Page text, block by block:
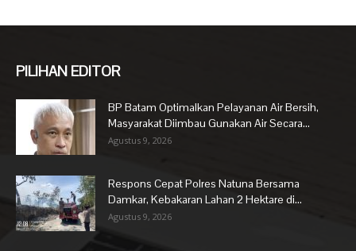
PILIHAN EDITOR
BP Batam Optimalkan Pelayanan Air Bersih,
Masyarakat Diimbau Gunakan Air Secara...
Agustus 9, 2026
Respons Cepat Polres Natuna Bersama
Damkar, Kebakaran Lahan 2 Hektare di...
Agustus 9, 2026